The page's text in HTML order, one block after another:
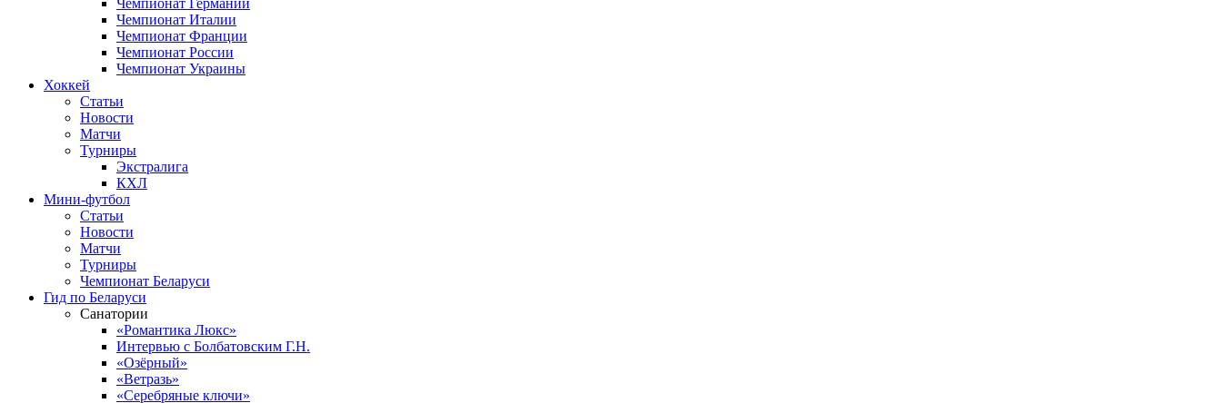
Чемпионат Германии
Чемпионат Италии
Чемпионат Франции
Чемпионат России
Чемпионат Украины
Хоккей
Статьи
Новости
Матчи
Турниры
Экстралига
КХЛ
Мини-футбол
Статьи
Новости
Матчи
Турниры
Чемпионат Беларуси
Гид по Беларуси
Санатории
«Романтика Люкс»
Интервью с Болбатовским Г.Н.
«Озёрный»
«Ветразь»
«Серебряные ключи»